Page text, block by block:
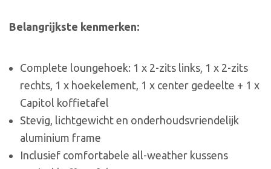
Belangrijkste kenmerken:
Complete loungehoek: 1 x 2-zits links, 1 x 2-zits
rechts, 1 x hoekelement, 1 x center gedeelte + 1 x
Capitol koffietafel
Stevig, lichtgewicht en onderhoudsvriendelijk
aluminium frame
Inclusief comfortabele all-weather kussens